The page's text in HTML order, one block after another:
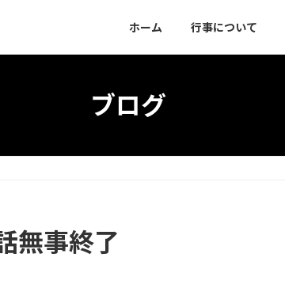
ホーム 行事について
ブログ
無事終了